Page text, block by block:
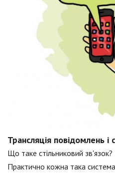
Трансляція повідомлень і
Що таке стільниковий
Практично кожна така